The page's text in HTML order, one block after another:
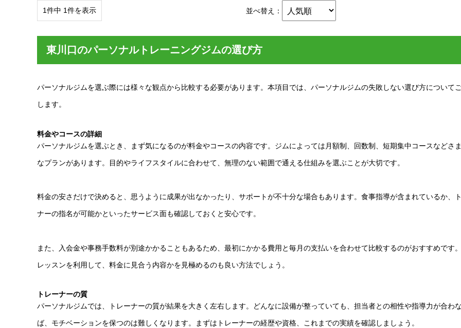
1件中 1件を表示 並べ替え：
東川口のパーソナルトレーニングジムの選び方
パーソナルジムを選ぶ際には様々な観点から比較する必要があります。本項目では、パーソナルジムの失敗しない選び方について
します。
料金やコースの詳細
パーソナルジムを選ぶとき、まず気になるのが料金やコースの内容です。ジムによっては月額制、回数制、短期集中コースなどさ
なプランがあります。目的やライフスタイルに合わせて、無理のない範囲で通える仕組みを選ぶことが大切です。
料金の安さだけで決めると、思うように成果が出なかったり、サポートが不十分な場合もあります。食事指導が含まれているか、
ナーの指名が可能かといったサービス面も確認しておくと安心です。
また、入会金や事務手数料が別途かかることもあるため、最初にかかる費用と毎月の支払いを合わせて比較するのがおすすめです
レッスンを利用して、料金に見合う内容かを見極めるのも良い方法でしょう。
トレーナーの質
パーソナルジムでは、トレーナーの質が結果を大きく左右します。どんなに設備が整っていても、担当者との相性や指導力が合わ
ば、モチベーションを保つのは難しくなります。まずはトレーナーの経歴や資格、これまでの実績を確認しましょう。